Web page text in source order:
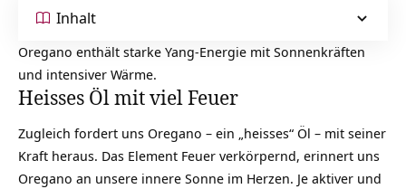
Inhalt
Oregano enthält starke Yang-Energie mit Sonnenkräften
und intensiver Wärme.
Heisses Öl mit viel Feuer
Zugleich fordert uns Oregano – ein „heisses“ Öl – mit seiner
Kraft heraus. Das Element Feuer verkörpernd, erinnert uns
Oregano an unsere innere Sonne im Herzen. Je aktiver und